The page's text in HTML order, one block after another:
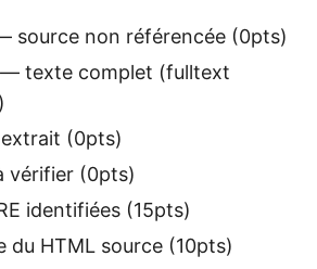
source non référencée (0pts)
— texte complet (fulltext
extrait (0pts)
vérifier (0pts)
identifiées (15pts)
du HTML source (10pts)